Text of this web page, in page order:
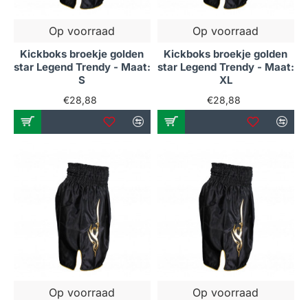
Op voorraad
Kickboks broekje golden
star Legend Trendy - Maat:
S
€28,88
Op voorraad
Kickboks broekje golden
star Legend Trendy - Maat:
XL
€28,88
Op voorraad Op voorraad